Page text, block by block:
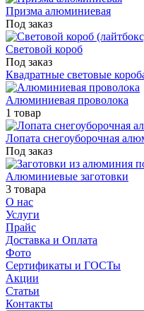
Призма алюминиевая
Под заказ
Световой короб
Под заказ
Квадратные световые
Алюминиевая проволока
1 товар
Лопата снегоуборочная
Под заказ
Алюминиевые заготовки
3 товара
О нас
Услуги
Прайс
Доставка и Оплата
Фото
Сертификаты и ГОСТы
Акции
Статьи
Контакты